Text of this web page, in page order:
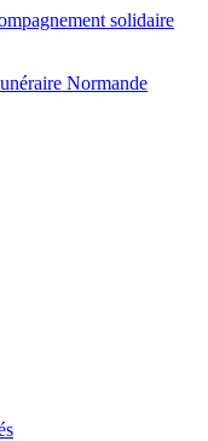
Normande